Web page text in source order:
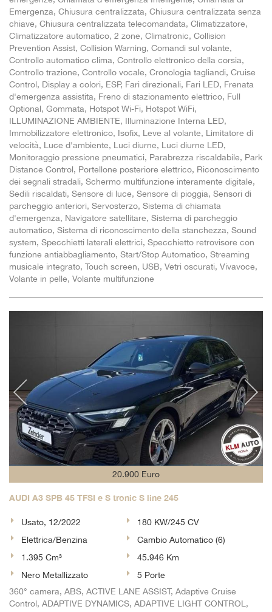
Emergenza, Chiusura centralizzata, Chiusura centralizzata senza
chiave, Chiusura centralizzata telecomandata, Climatizzatore,
Climatizzatore automatico, 2 zone, Climatronic, Collision
Prevention Assist, Collision Warning, Comandi sul volante,
Controllo automatico clima, Controllo elettronico della corsia,
Controllo trazione, Controllo vocale, Cronologia tagliandi, Cruise
Control, Display a colori, ESP, Fari direzionali, Fari LED, Frenata
d'emergenza assistita, Freno di stazionamento elettrico, Full
Optional, Gommata, Hotspot Wi-Fi, Hotspot WiFi,
ILLUMINAZIONE AMBIENTE, Illuminazione Interna LED,
Immobilizzatore elettronico, Isofix, Leve al volante, Limitatore di
velocità, Luce d'ambiente, Luci diurne, Luci diurne LED,
Monitoraggio pressione pneumatici, Parabrezza riscaldabile, Park
Distance Control, Portellone posteriore elettrico, Riconoscimento
dei segnali stradali, Schermo multifunzione interamente digitale,
Sedili riscaldati, Sensore di luce, Sensore di pioggia, Sensori di
parcheggio anteriori, Servosterzo, Sistema di chiamata
d'emergenza, Navigatore satellitare, Sistema di parcheggio
automatico, Sistema di riconoscimento della stanchezza, Sound
system, Specchietti laterali elettrici, Specchietto retrovisore con
funzione antiabbagliamento, Start/Stop Automatico, Streaming
musicale integrato, Touch screen, USB, Vetri oscurati, Vivavoce,
Volante in pelle, Volante multifunzione
20.900 Euro
AUDI A3 SPB 45 TFSI e S tronic S line 245
Usato, 12/2022
180 KW/245 CV
Elettrica/Benzina
Cambio Automatico (6)
1.395 Cm³
45.946 Km
Nero Metallizzato
5 Porte
360° camera, ABS, ACTIVE LANE ASSIST, Adaptive Cruise
Control, ADAPTIVE DYNAMICS, ADAPTIVE LIGHT CONTROL,